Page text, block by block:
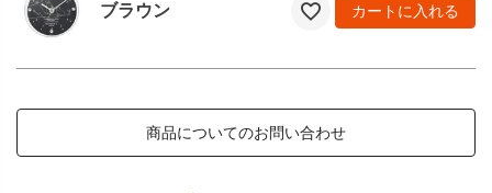
ブラウン カートに入れる
商品についてのお問い合わせ